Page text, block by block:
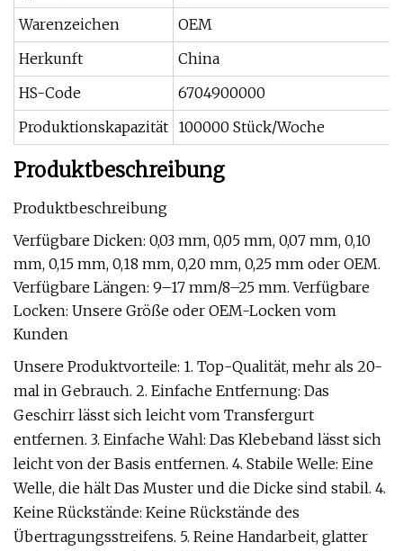
Warenzeichen
OEM
Herkunft
China
HS-Code
6704900000
Produktionskapazität 100000 Stück/Woche
Produktbeschreibung
Produktbeschreibung
Verfügbare Dicken: 0,03 mm, 0,05 mm, 0,07 mm, 0,10
mm, 0,15 mm, 0,18 mm, 0,20 mm, 0,25 mm oder OEM.
Verfügbare Längen: 9–17 mm/8–25 mm. Verfügbare
Locken: Unsere Größe oder OEM-Locken vom
Kunden
Unsere Produktvorteile: 1. Top-Qualität, mehr als 20-
mal in Gebrauch. 2. Einfache Entfernung: Das
Geschirr lässt sich leicht vom Transfergurt
entfernen. 3. Einfache Wahl: Das Klebeband lässt sich
leicht von der Basis entfernen. 4. Stabile Welle: Eine
Welle, die hält Das Muster und die Dicke sind stabil. 4.
Keine Rückstände: Keine Rückstände des
Übertragungsstreifens. 5. Reine Handarbeit, glatter